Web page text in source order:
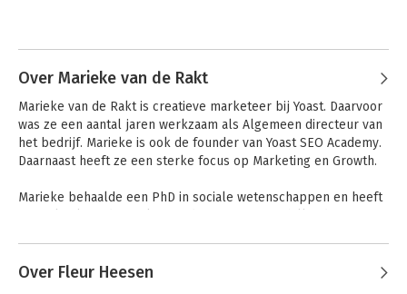
Over Marieke van de Rakt
Marieke van de Rakt is creatieve marketeer bij Yoast. Daarvoor
was ze een aantal jaren werkzaam als Algemeen directeur van
het bedrijf. Marieke is ook de founder van Yoast SEO Academy.
Daarnaast heeft ze een sterke focus op Marketing en Growth.
Marieke behaalde een PhD in sociale wetenschappen en heeft
Over Fleur Heesen